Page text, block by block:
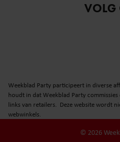
VOLG
Weekblad Party participeert in diverse
houdt in dat Weekblad Party
links van retailers. Deze website wordt
webwinkels.
© 2026